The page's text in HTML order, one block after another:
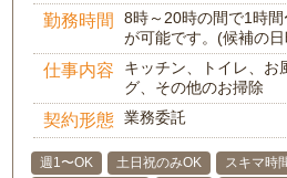
勤務時間
8時～20時の間で1時
が可能です。(候補の
仕事内容
キッチン、トイレ、お
グ、その他のお掃除
契約形態 業務委託
週1〜OK 土日祝のみOK
スキマ時